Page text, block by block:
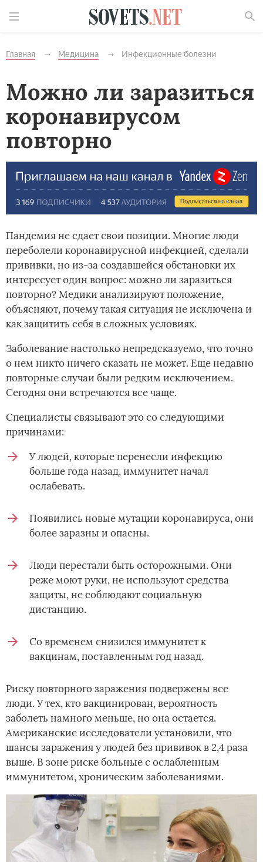
Главная Медицина Инфекционные болезни
Можно ли заразиться
коронавирусом
повторно
Пандемия не сдает свои позиции. Многие люди
переболели коронавирусной инфекцией, сделали
прививки, но из-за создавшейся обстановки их
интересует один вопрос: можно ли заразиться
повторно? Медики анализируют положение,
объясняют, почему такая ситуация не исключена и
как защитить себя в сложных условиях.
Заболевание настолько непредсказуемо, что точно
о нем никто ничего сказать не может. Еще недавно
повторные случаи были редким исключением.
Сегодня они встречаются все чаще.
Специалисты связывают это со следующими
причинами:
У людей, которые перенесли инфекцию
больше года назад, иммунитет начал
ослабевать.
Появились новые мутации коронавируса, они
более заразны и опасны.
Люди перестали быть осторожными. Они
реже моют руки, не используют средства
защиты, не соблюдают социальную
дистанцию.
Со временем снизился иммунитет к
вакцинам, поставленным год назад.
Риску повторного заражения подвержены все
люди. У тех, кто вакцинирован, вероятность
заболеть намного меньше, но она остается.
Американские исследователи установили, что
шансы заражения у людей без прививок в 2,4 раза
выше. В зоне риске больные с ослабленным
иммунитетом, хроническим заболеваниями.